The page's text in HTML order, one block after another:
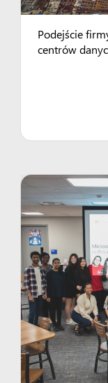
Podejście
centrów